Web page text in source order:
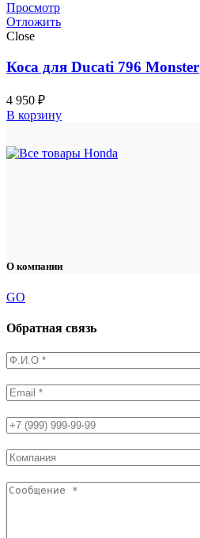
Просмотр
Отложить
Close
Коса для Ducati 796 Monster
4 950 ₽
В корзину
О компании
GO
Обратная связь